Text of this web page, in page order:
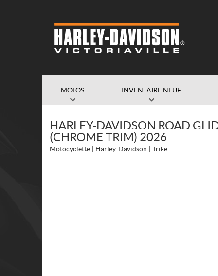
MOTOS INVENTAIRE NEUF
HARLEY-DAVIDSON ROAD
(CHROME TRIM) 2026
Motocyclette Harley-Davidson Trike